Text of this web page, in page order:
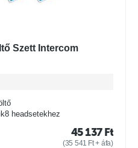
Szett Intercom
headsetekhez
45 137 Ft
(35 541 Ft+ áfa)